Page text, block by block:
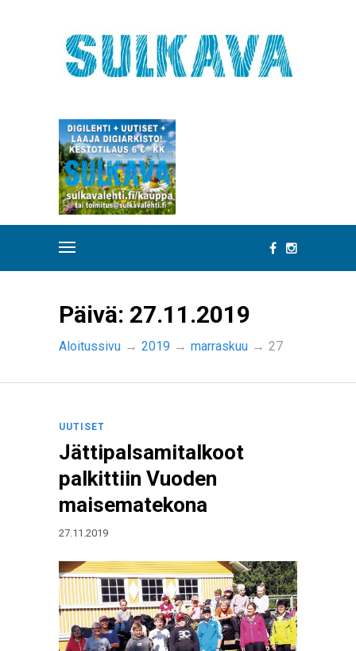
Päivä: 27.11.2019
Aloitussivu → 2019 → marraskuu → 27
UUTISET
Jättipalsamitalkoot
palkittiin Vuoden
maisematekona
27.11.2019